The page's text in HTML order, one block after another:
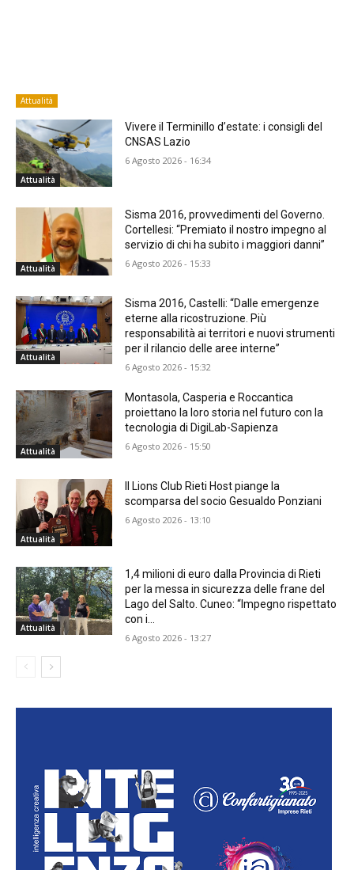
Attualità
Attualità
Vivere il Terminillo d’estate: i consigli del
CNSAS Lazio
6 Agosto 2026 - 16:34
Attualità
Sisma 2016, provvedimenti del Governo.
Cortellesi: “Premiato il nostro impegno al
servizio di chi ha subito i maggiori danni”
6 Agosto 2026 - 15:33
Attualità
Sisma 2016, Castelli: “Dalle emergenze
eterne alla ricostruzione. Più
responsabilità ai territori e nuovi strumenti
per il rilancio delle aree interne”
6 Agosto 2026 - 15:32
Attualità
Montasola, Casperia e Roccantica
proiettano la loro storia nel futuro con la
tecnologia di DigiLab-Sapienza
6 Agosto 2026 - 15:50
Attualità
Il Lions Club Rieti Host piange la
scomparsa del socio Gesualdo Ponziani
6 Agosto 2026 - 13:10
Attualità
1,4 milioni di euro dalla Provincia di Rieti
per la messa in sicurezza delle frane del
Lago del Salto. Cuneo: “Impegno rispettato
con i...
6 Agosto 2026 - 13:27